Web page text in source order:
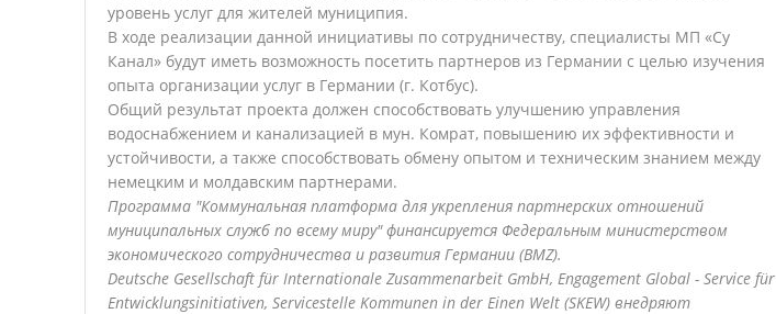
уровень услуг для жителей муниципия.
В ходе реализации данной инициативы по сотрудничеству, специалисты МП «Су
Канал» будут иметь возможность посетить партнеров из Германии с целью изучения
опыта организации услуг в Германии (г. Котбус).
Общий результат проекта должен способствовать улучшению управления
водоснабжением и канализацией в мун. Комрат, повышению их эффективности и
устойчивости, а также способствовать обмену опытом и техническим знанием между
немецким и молдавским партнерами.
Программа "Коммунальная платформа для укрепления партнерских отношений
муниципальных служб по всему миру" финансируется Федеральным министерством
экономического сотрудничества и развития Германии (BMZ).
Deutsche Gesellschaft für Internationale Zusammenarbeit GmbH, Engagement Global - Service für
Entwicklungsinitiativen, Servicestelle Kommunen in der Einen Welt (SKEW) внедряют